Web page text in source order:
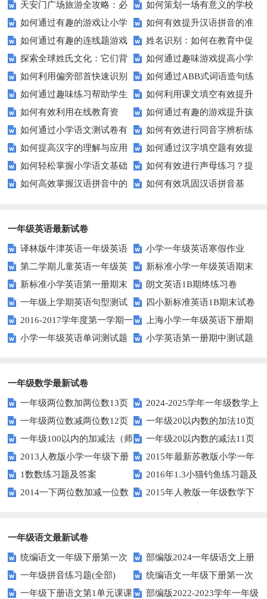
升教育效果？
愿望？
天安门广场旅游全攻略：必
看的历史与文化景点
如何策划一场有意义的学校
升旗仪式？
如何通过有趣的游戏让小学
生轻松掌握常见姓氏？
如何有效提升汉语拼音的准
确性和流利度？这里有妙招！
如何通过有趣的连线题游戏
提升孩子的逻辑思维能力？
姓名识别：如何在教育中促
进个性化学习？
探索全球姓氏文化：它们背
后隐藏的故事？
如何通过趣味游戏提高小学
生的拼音水平？
如何利用偏旁部首快速识别
汉字？
如何通过ABB式词语造句练
习提高孩子的语言表达能力？
如何通过趣味练习帮助学生
掌握反义词匹配？
如何利用课文填空有效提升
语文成绩？
如何有效利用在线教育资
源？
如何通过有趣的游戏提升孩
子的句子补全技巧？
如何通过小学语文测试卷有
效提高孩子的阅读与写作技能？
如何有效进行同音字辨析练
习？这些方法让你事半功倍！
如何提高汉字的理解与应用
能力？这里有妙招！
如何通过汉字填空题有效提
升小学生的汉字书写能力？
如何轻松掌握小学语文基础
知识？
如何有效进行声母练习？提
升发音技巧有妙招！
如何高效掌握汉语拼音中的
如何有效巩固汉语拼音基
一年级英语最新试卷
译林版牛津英语一年级英语
1AB测试卷
小学一年级英语寒假作业
第二学期儿童英语一年级英
语期末试卷
新标准小学一年级英语期末
质量检测题
新标准小学英语第一册期末
测试题
朗文英语1B期终练习卷
一年级上学期英语句型测试
题
四小新标准英语1B期末试卷
2016-2017学年度第一学期一
起一年级英语期中试卷
上海小学一年级英语下册期
中试卷
小学一年级英语单词测试题 小学英语第一册期中测试题
一年级数学最新试卷
一年级两位数加两位数13页
2024-2025学年一年级数学上
册期末素养测评卷（考试版A4
人教版）
一年级两位数减两位数12页
一年级20以内数的加法10页
一年级100以内的加减法（师
版）
一年级20以内数的减法11页
2013人教版小学一年级下册
第三单元整理与复习（一）练习
题
2015年最新苏教版小学一年
级数学下册第一次月考试卷
1数数练习题及答案
2016年1.3小猫钓鱼练习题及
答案
2014一下两位数加减一位数
2015年人教版一年级数学下
一年级语文最新试卷
统编语文一年级下册第一次
月考测试题7
部编版2024一年级语文上册
第一单元检测卷
一年级拼音练习题(全部)
统编语文一年级下册第一次
月考测试题6
一年级下册语文第1单元课课 部编版2022-2023学年一年级